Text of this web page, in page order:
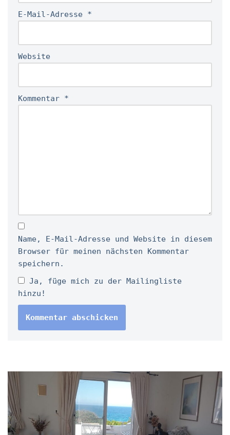
E-Mail-Adresse *
Website
Kommentar *
Name, E-Mail-Adresse und Website in diesem
Browser für meinen nächsten Kommentar
speichern.
Ja, füge mich zu der Mailingliste
hinzu!